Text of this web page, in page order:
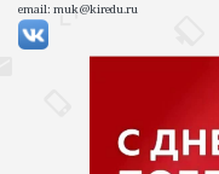
email: muk@kiredu.ru